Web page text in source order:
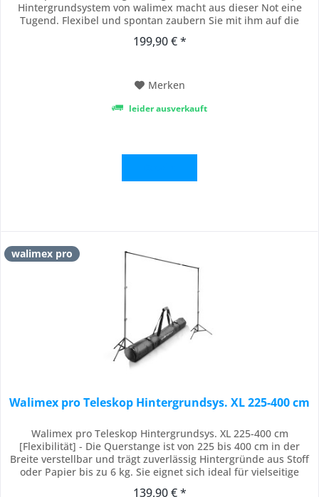
Hintergrundsystem von walimex macht aus dieser Not eine
Tugend. Flexibel und spontan zaubern Sie mit ihm auf die
Hintergrund – mit Stoff oder Karton. Die Teleskop-Stange lässt
199,90 € *
Merken
leider ausverkauft
walimex pro
Walimex pro Teleskop Hintergrundsys. XL 225-400 cm
Walimex pro Teleskop Hintergrundsys. XL 225-400 cm
[Flexibilität] - Die Querstange ist von 225 bis 400 cm in der
Breite verstellbar und trägt zuverlässig Hintergründe aus Stoff
oder Papier bis zu 6 kg. Sie eignet sich ideal für vielseitige
139,90 € *